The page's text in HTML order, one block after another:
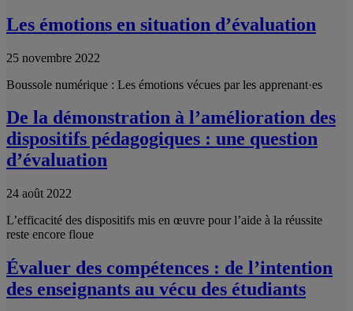
Les émotions en situation d’évaluation
25 novembre 2022
Boussole numérique : Les émotions vécues par les apprenant·es
De la démonstration à l’amélioration des
dispositifs pédagogiques : une question
d’évaluation
24 août 2022
L’efficacité des dispositifs mis en œuvre pour l’aide à la réussite
reste encore floue
Évaluer des compétences : de l’intention
des enseignants au vécu des étudiants